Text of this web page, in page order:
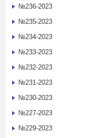
№236-2023
№235-2023
№234-2023
№233-2023
№232-2023
№231-2023
№230-2023
№227-2023
№229-2023